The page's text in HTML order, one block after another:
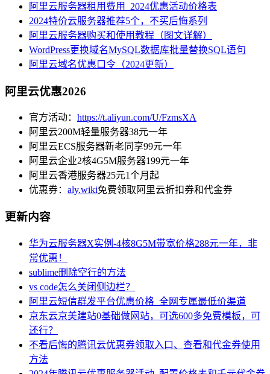
阿里云服务器租用费用_2024优惠活动价格表
2024特价云服务器推荐5个，不买后悔系列
阿里云服务器购买和使用教程（图文详解）
WordPress更换域名MySQL数据库批量替换SQL语句
阿里云域名优惠口令（2024更新）
阿里云优惠2026
官方活动： https://t.aliyun.com/U/FzmsXA
阿里云200M轻量服务器38元一年
阿里云ECS服务器新老同享99元一年
阿里云企业2核4G5M服务器199元一年
阿里云香港服务器25元1个月起
优惠券： aly.wiki免费领取阿里云折扣券和代金券
更新内容
华为云服务器X实例-4核8G5M带宽价格288元一年，非
常优惠！
sublime删除空行的方法
vs code怎么关闭侧边栏？
阿里云短信群发平台优惠价格_全网专属最低价渠道
京东云京美建站0基础做网站，可选600多免费模板，可
还行？
不看后悔的腾讯云优惠券领取入口、查看和代金券使用
方法